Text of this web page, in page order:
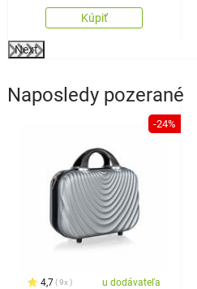
Kúpiť
Next
Naposledy pozerané
-24%
4,7 9x u dodávateľa